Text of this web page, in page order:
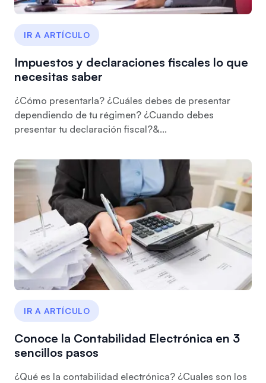
IR A ARTÍCULO
Impuestos y declaraciones fiscales lo que
necesitas saber
¿Cómo presentarla? ¿Cuáles debes de presentar
dependiendo de tu régimen? ¿Cuando debes
presentar tu declaración fiscal?&...
IR A ARTÍCULO
Conoce la Contabilidad Electrónica en 3
sencillos pasos
¿Qué es la contabilidad electrónica? ¿Cuales son los